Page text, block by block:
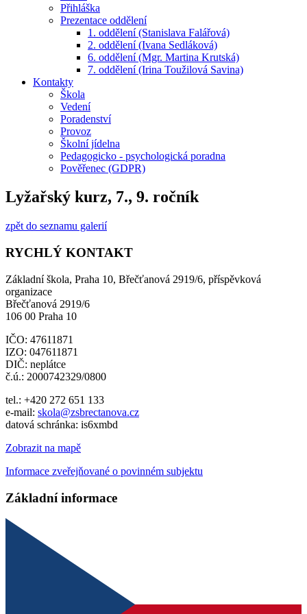
Přihláška
Prezentace oddělení
1. oddělení (Stanislava Falářová)
2. oddělení (Ivana Sedláková)
6. oddělení (Mgr. Martina Krutská)
7. oddělení (Irina Toužilová Savina)
Kontakty
Škola
Vedení
Poradenství
Provoz
Školní jídelna
Pedagogicko - psychologická poradna
Pověřenec (GDPR)
Lyžařský kurz, 7., 9. ročník
zpět do seznamu galerií
RYCHLÝ KONTAKT
Základní škola, Praha 10, Břečťanová 2919/6, příspěvková
organizace
Břečťanová 2919/6
106 00 Praha 10
IČO: 47611871
IZO: 047611871
DIČ: neplátce
č.ú.: 2000742329/0800
tel.: +420 272 651 133
e-mail: skola@zsbrectanova.cz
datová schránka: is6xmbd
Zobrazit na mapě
Informace zveřejňované o povinném subjektu
Základní informace